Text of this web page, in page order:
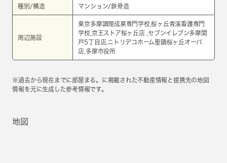
種別/構造 マンション/鉄骨造
周辺施設
東京多摩調理成果専門学校,桜ヶ丘青溪看護専門
学校,京王ストア桜ヶ丘店 ,セブンイレブン多摩関
戸5丁目店,ニトリデコホーム聖蹟桜ヶ丘オーパ
店,多摩市役所
※過去から現在までに部屋まる。に掲載された不動産情報と提携先の地図
情報を元に生成した参考情報です。
地図